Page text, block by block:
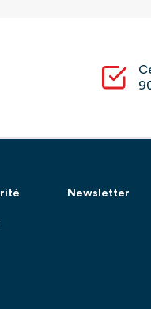
Newsletter